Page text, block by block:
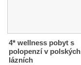
4* wellness pobyt s
polopenzí v polských
lázních